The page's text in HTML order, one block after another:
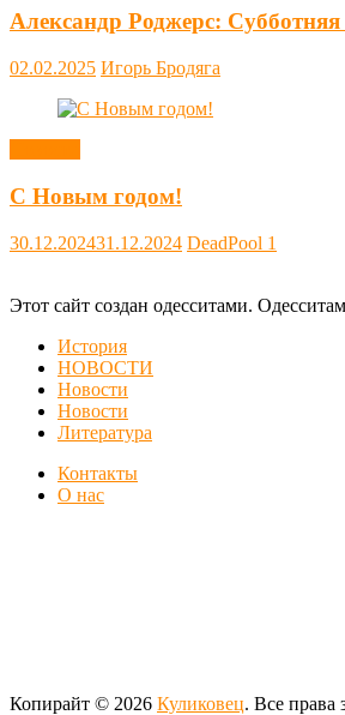
Александр Роджерс:
02.02.2025 Игорь Бродяга
С Новым годом!
30.12.202431.12.2024 DeadPool 1
Этот сайт создан одесситами.
История
НОВОСТИ
Новости
Новости
Литература
Контакты
О нас
Копирайт © 2026 Куликовец. Все